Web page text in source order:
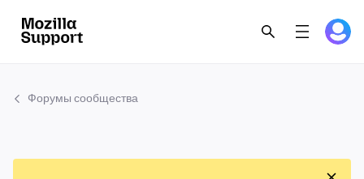
Форумы сообщества